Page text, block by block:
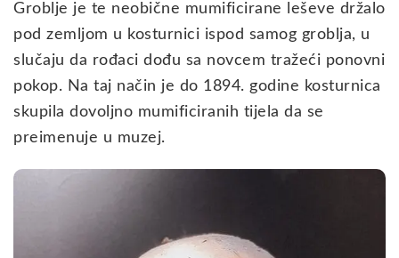
Groblje je te neobične mumificirane leševe držalo
pod zemljom u kosturnici ispod samog groblja, u
slučaju da rođaci dođu sa novcem tražeći ponovni
pokop. Na taj način je do 1894. godine kosturnica
skupila dovoljno mumificiranih tijela da se
preimenuje u muzej.